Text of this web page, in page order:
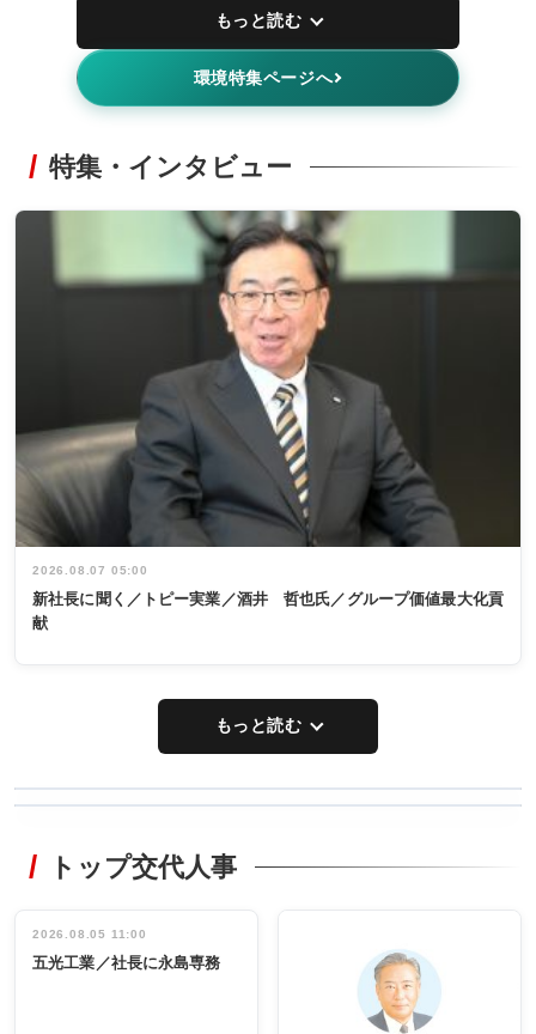
もっと読む
環境特集ページへ
特集・インタビュー
2026.08.07 05:00
新社長に聞く／トピー実業／酒井 哲也氏／グループ価値最大化貢
献
もっと読む
非鉄業界で
インタビュ
ー／社内ア
タックトレー
祝う 業界関
係者ら220人
出席
トップ交代人事
2026.08.05 11:00
五光工業／社長に永島専務